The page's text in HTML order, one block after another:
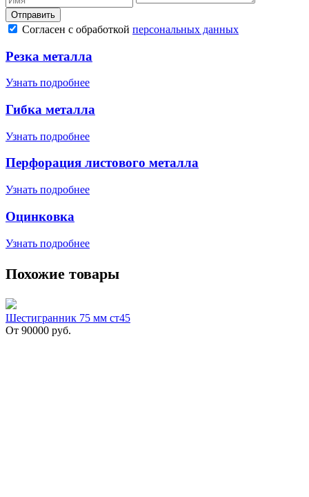
Отправить
Согласен с обработкой персональных данных
Резка металла
Узнать подробнее
Гибка металла
Узнать подробнее
Перфорация листового металла
Узнать подробнее
Оцинковка
Узнать подробнее
Похожие товары
Шестигранник 75 мм ст45
От 90000 руб.